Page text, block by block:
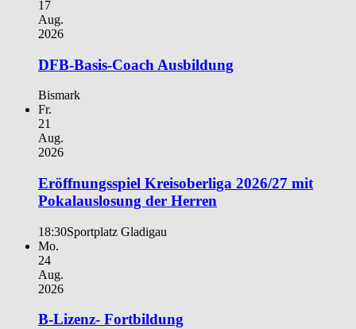
17
Aug.
2026
DFB-Basis-Coach Ausbildung
Bismark
Fr.
21
Aug.
2026
Eröffnungsspiel Kreisoberliga 2026/27 mit
Pokalauslosung der Herren
18:30Sportplatz Gladigau
Mo.
24
Aug.
2026
B-Lizenz- Fortbildung